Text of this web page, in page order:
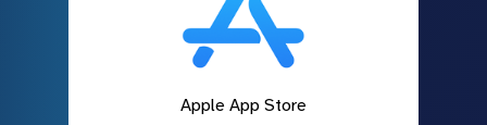
Apple App Store